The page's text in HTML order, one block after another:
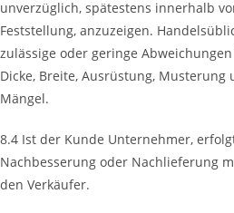
unverzüglich, spätestens innerhalb
Feststellung, anzuzeigen.
zulässige oder geringe
Dicke, Breite, Ausrüstung, Musterung
Mängel.
8.4 Ist der Kunde Unternehmer,
Nachbesserung oder Nachlieferung
den Verkäufer.